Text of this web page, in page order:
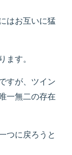
はお互いに猛
ます。
すが、ツイン
一無二の存在
つに戻ろうと